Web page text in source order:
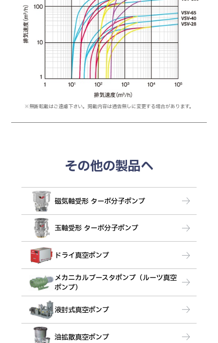
※無断転載はご遠慮下さい。掲載内容は通告無しに変更する場合があります。
その他の製品へ
磁気軸受形 ターボ分子ポンプ
玉軸受形 ターボ分子ポンプ
ドライ真空ポンプ
メカニカルブースタポンプ（ルーツ真空
ポンプ）
液封式真空ポンプ
油拡散真空ポンプ